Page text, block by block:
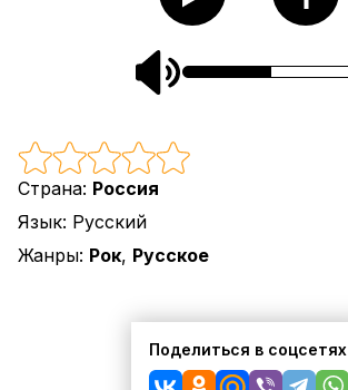
Страна: Россия
Язык: Русский
Жанры: Рок, Русское
Поделиться в соцсетях